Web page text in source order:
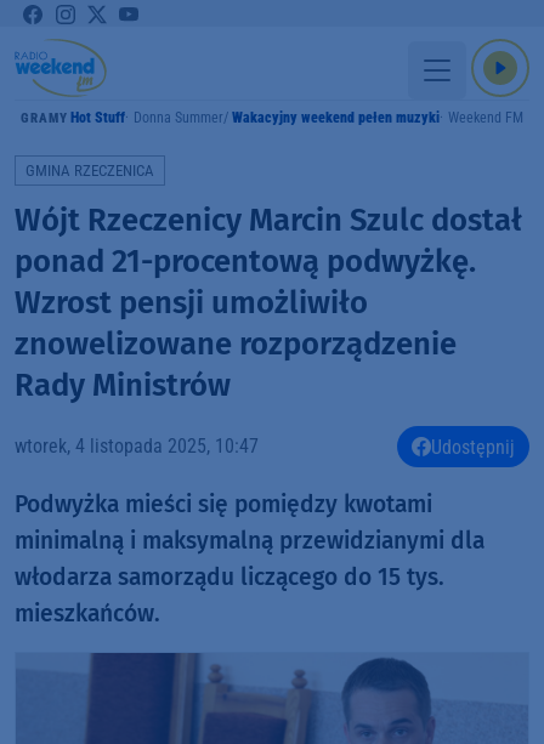
GRAMY Hot Stuff Donna Summer Wakacyjny weekend pełen muzyki Weekend FM
GMINA RZECZENICA
Wójt Rzeczenicy Marcin Szulc dostał
ponad 21-procentową podwyżkę.
Wzrost pensji umożliwiło
znowelizowane rozporządzenie
Rady Ministrów
wtorek, 4 listopada 2025, 10:47 Udostępnij
Podwyżka mieści się pomiędzy kwotami
minimalną i maksymalną przewidzianymi dla
włodarza samorządu liczącego do 15 tys.
mieszkańców.